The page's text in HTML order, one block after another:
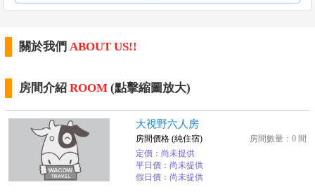
關於我們 ABOUT US!!
房間介紹 ROOM (點擊縮圖放大)
大視野六人房
房間數量：0 間
房間價格 (純住宿)
定價：尚未提供
平日價：尚未提供
假日價：尚未提供